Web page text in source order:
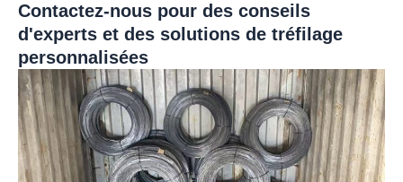
Contactez-nous pour des conseils
d'experts et des solutions de tréfilage
personnalisées